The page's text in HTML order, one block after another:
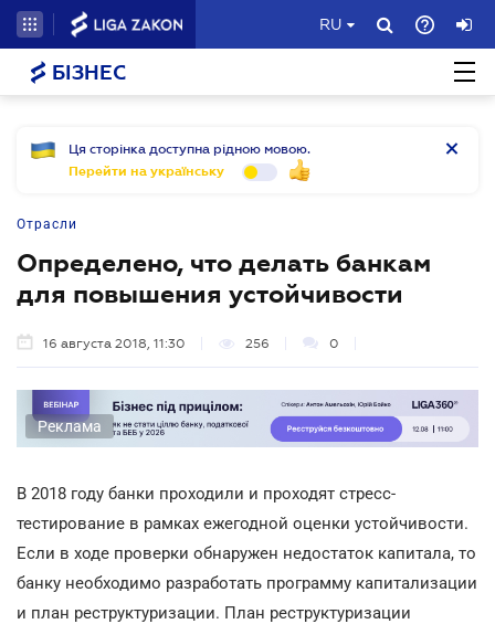
RU
БІЗНЕС
Ця сторінка доступна рідною мовою.
Перейти на українську
Отрасли
Определено, что делать банкам
для повышения устойчивости
16 августа 2018, 11:30 256 0
Реклама
В 2018 году банки проходили и проходят стресс-
тестирование в рамках ежегодной оценки устойчивости.
Если в ходе проверки обнаружен недостаток капитала, то
банку необходимо разработать программу капитализации
и план реструктуризации. План реструктуризации